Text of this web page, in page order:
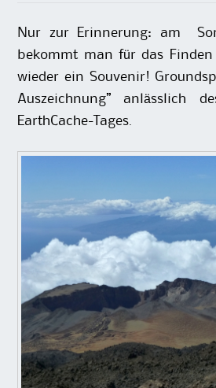
Nur zur Erinnerung: am
bekommt man für das Finden
wieder ein Souvenir!
Auszeichnung” anlässlich
EarthCache-Tages.